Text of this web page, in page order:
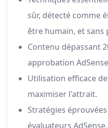
sûr, détecté comme
être humain, et sans
Contenu dépassant
approbation
Utilisation efficace
maximiser l'attrait.
Stratégies
évaluateurs AdSense.